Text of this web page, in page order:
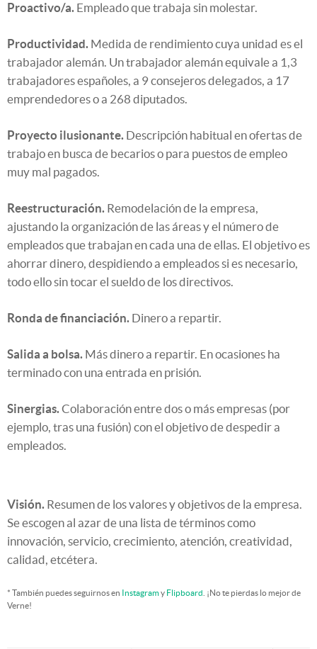
Proactivo/a. Empleado que trabaja sin molestar.
Productividad. Medida de rendimiento cuya unidad es el
trabajador alemán. Un trabajador alemán equivale a 1,3
trabajadores españoles, a 9 consejeros delegados, a 17
emprendedores o a 268 diputados.
Proyecto ilusionante. Descripción habitual en ofertas de
trabajo en busca de becarios o para puestos de empleo
muy mal pagados.
Reestructuración. Remodelación de la empresa,
ajustando la organización de las áreas y el número de
empleados que trabajan en cada una de ellas. El objetivo es
ahorrar dinero, despidiendo a empleados si es necesario,
todo ello sin tocar el sueldo de los directivos.
Ronda de financiación. Dinero a repartir.
Salida a bolsa. Más dinero a repartir. En ocasiones ha
terminado con una entrada en prisión.
Sinergias.Colaboración entre dos o más empresas (por
ejemplo, tras una fusión) con el objetivo de despedir a
empleados.
Visión. Resumen de los valores y objetivos de la empresa.
Se escogen al azar de una lista de términos como
innovación, servicio, crecimiento, atención, creatividad,
calidad, etcétera.
* También puedes seguirnos en Instagramy Flipboard . ¡No te pierdas lo mejor de
Verne!